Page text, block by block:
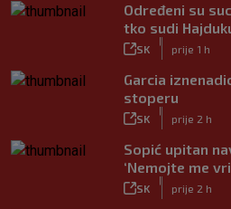
Određeni su
tko sudi
SK prije 1 h
Garcia
stoperu
SK prije 2 h
Sopić upitan
‘Nemojte me
SK prije 2 h